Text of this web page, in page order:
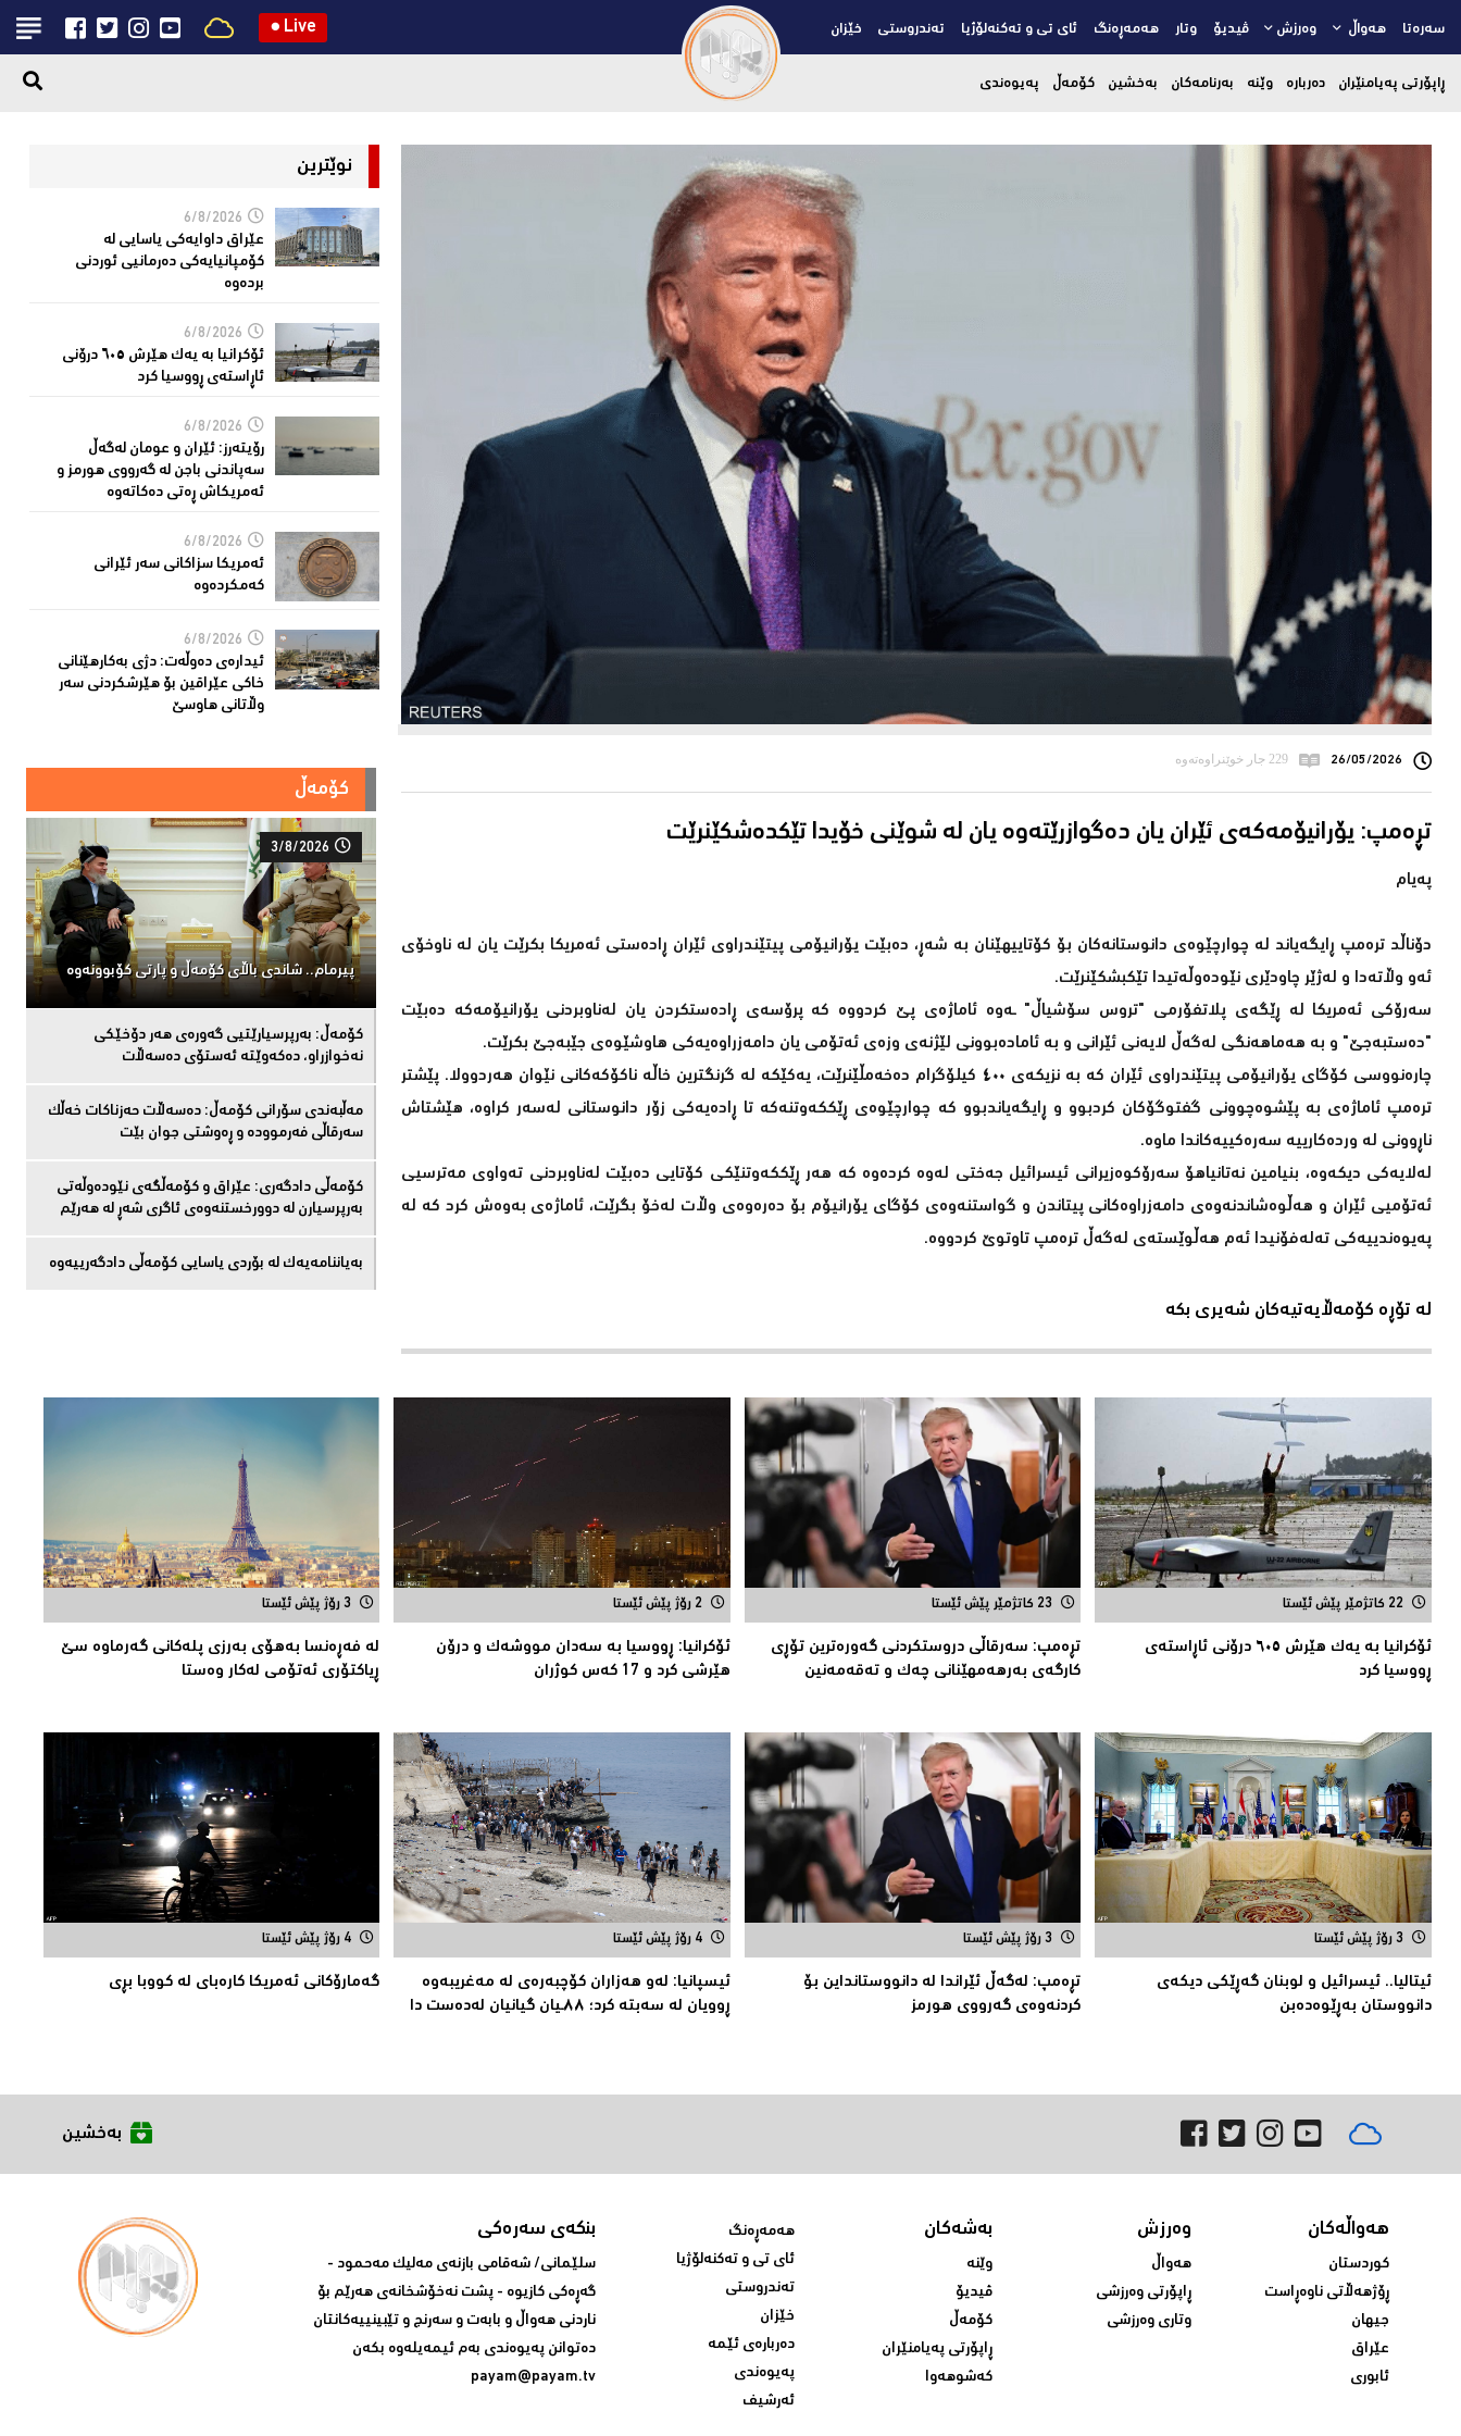
سەرەتا هەواڵ وەرزش ڤیدیۆ وتار هەمەڕەنگ ئای تی و تەکنەلۆژیا تەندروستی خێزان ● Live
ڕاپۆرتی پەیامنێران دەربارە وێنە بەرنامەکان بەخشین کۆمەڵ پەیوەندی
26/05/2026 229 جار خوێنراوەتەوە
تڕەمپ: یۆرانیۆمەکەى ئێران یان دەگوازرێتەوە یان لە شوێنی خۆیدا تێکدەشکێنرێت
پەیام
دۆناڵد ترەمپ ڕایگەیاند لە چوارچێوەی دانوستانەکان بۆ کۆتاییهێنان بە شەڕ، دەبێت یۆرانیۆمی پیتێندراوی ئێران ڕادەستی ئەمریکا بکرێت یان لە ناوخۆی
ئەو وڵاتەدا و لەژێر چاودێری نێودەوڵەتیدا تێکبشکێنرێت.
سەرۆکی ئەمریکا لە ڕێگەی پلاتفۆرمی "تروس سۆشیاڵ" ـەوە ئاماژەی پێ کردووە کە پرۆسەی ڕادەستکردن یان لەناوبردنی یۆرانیۆمەکە دەبێت
"دەستبەجێ" و بە هەماهەنگی لەگەڵ لایەنی ئێرانی و بە ئامادەبوونی لێژنەی وزەی ئەتۆمی یان دامەزراوەیەکی هاوشێوەی جێبەجێ بکرێت.
چارەنووسی کۆگای یۆرانیۆمی پیتێندراوی ئێران کە بە نزیکەی ٤٠٠ کیلۆگرام دەخەمڵێنرێت، یەکێکە لە گرنگترین خاڵە ناکۆکەکانی نێوان هەردوولا. پێشتر
ترەمپ ئاماژەی بە پێشوەچوونی گفتوگۆکان کردبوو و ڕایگەیاندبوو کە چوارچێوەی ڕێککەوتنەکە تا ڕادەیەکی زۆر دانوستانی لەسەر کراوە، هێشتاش
ناڕوونی لە وردەکارییە سەرەکییەکاندا ماوە.
لەلایەکی دیکەوە، بنیامین نەتانیاهۆ سەرۆکوەزیرانی ئیسرائیل جەختی لەوە کردەوە کە هەر ڕێککەوتنێکی کۆتایی دەبێت لەناوبردنی تەواوی مەترسیی
ئەتۆمیی ئێران و هەڵوەشاندنەوەی دامەزراوەکانی پیتاندن و گواستنەوەی کۆگای یۆرانیۆم بۆ دەرەوەی وڵات لەخۆ بگرێت، ئاماژەی بەوەش کرد کە لە
پەیوەندییەکی تەلەفۆنیدا ئەم هەڵوێستەی لەگەڵ ترەمپ تاوتوێ کردووە.
لە تۆڕە کۆمەڵایەتیەکان شەیری بکە
نوێترین
6/8/2026
عێراق داوایەکی یاسایی لە
کۆمپانیایه‌كی دەرمانیى ئوردنی
بردەوە
6/8/2026
ئۆکرانیا بە یەک هێرش ٦٠٥ درۆنی
ئاڕاستەى ڕووسیا کرد
6/8/2026
رۆیتەرز: ئێران و عومان لەگەڵ
سەپاندنی باجن لە گەرووی هورمز و
ئەمریکاش ڕەتی دەکاتەوە
6/8/2026
ئه‌مریكا سزاكانی سه‌ر ئێرانی
كه‌مكرده‌وه‌
6/8/2026
ئیدارەى دەوڵەت: دژى بەکارهێنانى
خاکی عێراقین بۆ هێرشکردنى سەر
وڵاتانی هاوسێ
کۆمەڵ
3/8/2026
پیرمام.. شاندی باڵای كۆمه‌ڵ و پارتی كۆبوونه‌وه‌
كۆمەڵ: بەرپرسیارێتیی گەورەی هەر دۆخێکی
نەخوازراو، دەكەوێتە ئەستۆی دەسەڵات
مەڵبەندى سۆرانى کۆمەڵ: دەسەڵات حەزناکات خەڵک
سەرقاڵى فەرموودە و ڕەوشتى جوان بێت
کۆمەڵى دادگەرى: عێراق و كۆمەڵگەی نێودەوڵەتی
بەرپرسیارن لە دوورخستنەوەى ئاگری شەڕ لە هەرێم
بەیاننامەیەک لە بۆردی یاسایی کۆمەڵی دادگەرییەوە
22 کاتژمێر پێش ئێستا
ئۆکرانیا بە یەک هێرش ٦٠٥ درۆنی ئاڕاستەى
ڕووسیا کرد
23 کاتژمێر پێش ئێستا
تڕەمپ: سەرقاڵى دروستکردنی گەورەترین تۆڕى
کارگەى بەرهەمهێنانى چەک و تەقەمەنین
2 رۆژ پێش ئێستا
ئۆكرانیا: ڕووسیا به‌ سه‌دان مووشه‌ك و درۆن
هێرشی كرد و 17 كه‌س كوژران
3 رۆژ پێش ئێستا
لە فەڕەنسا بەهۆی بەرزی پلەکانی گەرماوە سێ
ڕیاکتۆری ئەتۆمی له‌كار وه‌ستا
3 رۆژ پێش ئێستا
ئیتالیا.. ئیسرائیل و لوبنان گه‌ڕێكی دیكه‌ی
دانووستان به‌ڕێوه‌ده‌بن
3 رۆژ پێش ئێستا
تڕەمپ: لەگەڵ ئێراندا لە دانووستانداین بۆ
کردنەوەى گەرووى هورمز
4 رۆژ پێش ئێستا
ئیسپانیا: لەو هەزاران کۆچبەرەی لە مەغریبەوە
ڕوویان لە سەبتە کرد؛ ٨٨ـیان گیانیان لەدەست دا
4 رۆژ پێش ئێستا
گەمارۆکانی ئەمریکا کارەبای لە کووبا بڕی
بەخشین
هەواڵەکان
کوردستان
ڕۆژهەڵاتی ناوەڕاست
جیهان
عێراق
ئابوری
وەرزش
هەواڵ
ڕاپۆرتی وەرزشی
وتاری وەرزشی
بەشەکان
وێنە
ڤیدیۆ
کۆمەڵ
ڕاپۆرتی پەیامنێران
کەشوهەوا
هەمەڕەنگ
ئای تی و تەکنەلۆژیا
تەندروستی
خێزان
دەربارەی ئێمە
پەیوەندی
ئەرشیف
بنکەی سەرەکی
سلێمانی/ شه‌قامی بازنه‌ی مه‌لیک مه‌حمود -
گه‌ڕه‌کی کازیوه‌ - پشت نه‌خۆشخانه‌ی‌ هه‌رێم بۆ
ناردنی‌ هه‌واڵ و بابه‌ت و سه‌رنج و تێبینییه‌كانتان
ده‌توانن په‌یوه‌ندی‌ به‌م ئیمه‌یله‌وه‌ بكه‌ن
payam@payam.tv